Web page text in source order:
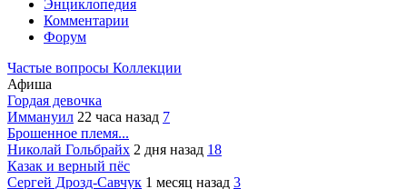
Энциклопедия
Комментарии
Форум
Частые вопросы Коллекции
Афиша
Гордая девочка
Иммануил 22 часа назад 7
Брошенное племя...
Николай Гольбрайх 2 дня назад 18
Казак и верный пёс
Сергей Дрозд-Савчук 1 месяц назад 3